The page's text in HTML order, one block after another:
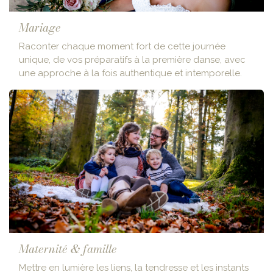
Mariage
Raconter chaque moment fort de cette journée
unique, de vos préparatifs à la première danse, avec
une approche à la fois authentique et intemporelle.
Maternité & famille
Mettre en lumière les liens, la tendresse et les instants